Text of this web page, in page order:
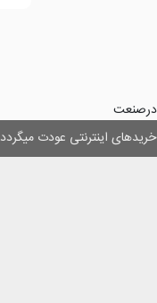
اینترنتی عودت میگردد
درصنعت
و ایجاد شغل برای حداقل
در صنعت